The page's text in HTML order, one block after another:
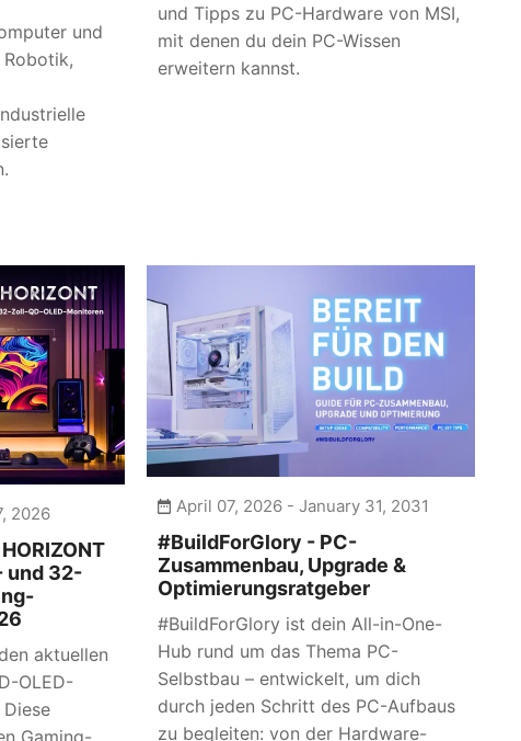
und
und Tipps zu PC-Hardware von MSI,
mit denen du dein PC-Wissen
erweitern kannst.
2026
und 32-
aktuellen
OLED-
Gaming-
April 07, 2026 - January 31, 2031
#BuildForGlory - PC-
Zusammenbau, Upgrade &
Optimierungsratgeber
#BuildForGlory ist dein All-in-One-
Hub rund um das Thema PC-
Selbstbau – entwickelt, um dich
durch jeden Schritt des PC-Aufbaus
zu begleiten: von der Hardware-